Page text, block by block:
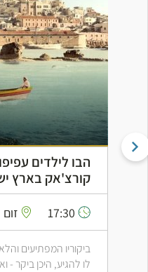
הבו לילדים
קורצ'אק בארץ
17:30 זום
ביקוריו המפתיעים
לו להגיע, היכן ביקר -